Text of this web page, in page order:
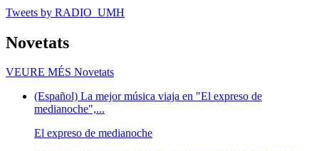
Tweets by RADIO_UMH
Novetats
VEURE MÉS Novetats
(Español) La mejor música viaja en "El expreso de
medianoche",...
El expreso de medianoche